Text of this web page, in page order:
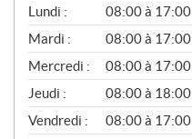
S
E
R
V
I
C
E
Lundi :
08:00 à 17:00
Mardi :
08:00 à 17:00
Mercredi :
08:00 à 17:00
Jeudi :
08:00 à 18:00
Vendredi :
08:00 à 17:00